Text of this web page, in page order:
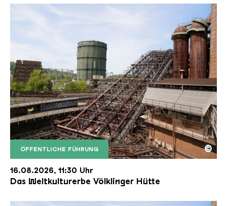
ÖFFENTLICHE FÜHRUNG
Der Erzschrägaufzug der Völklinger Hütte mit
Copyright: Weltkulturerbe Völklinger Hütte | Karl
©
16.08.2026, 11:30 Uhr
Das Weltkulturerbe Völklinger Hütte